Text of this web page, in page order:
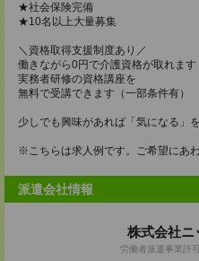
★社会保険完備
★10名以上大量募集
＼資格取得支援制度あり／
働きながら0円で介護資格が取れます
実務者研修の資格講座を
無料で受講できます（一部条件有）
少しでも興味があれば「気になる」
※こちらは求人例です。ご希望にあ
派遣会社情報
株式会社ニ
労働者派遣事業許